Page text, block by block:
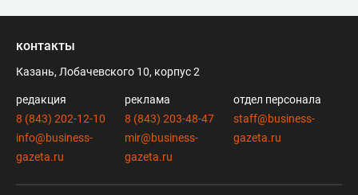
контакты
Казань, Лобачевского 10, корпус 2
редакция
8 (843) 202-12-10
info@business-
gazeta.ru
реклама
8 (843) 203-48-47
mir@business-
gazeta.ru
отдел персонала
staff@business-
gazeta.ru